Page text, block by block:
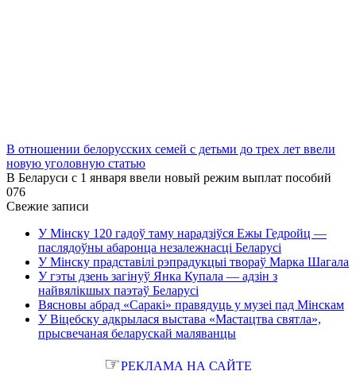
В отношении белорусских семей с детьми до трех лет ввели
новую уголовную статью
В Беларуси с 1 января ввели новый режим выплат пособий
076
Свежие записи
У Мінску 120 гадоў таму нарадзіўся Ежы Гедройц —
паслядоўны абаронца незалежнасці Беларусі
У Мінску прадставілі рэпрадукцыі твораў Марка Шагала
У гэты дзень загінуў Янка Купала — адзін з
найвялікшых паэтаў Беларусі
Вясновы абрад «Саракі» правядуць у музеі пад Мінскам
У Віцебску адкрылася выстава «Мастацтва святла»,
прысвечаная беларускай маляванцы
☞РЕКЛАМА НА САЙТЕ